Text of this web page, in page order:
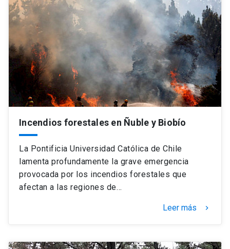
Incendios forestales en Ñuble y Biobío
La Pontificia Universidad Católica de Chile
lamenta profundamente la grave emergencia
provocada por los incendios forestales que
afectan a las regiones de…
Leer más keyboard_arrow_right